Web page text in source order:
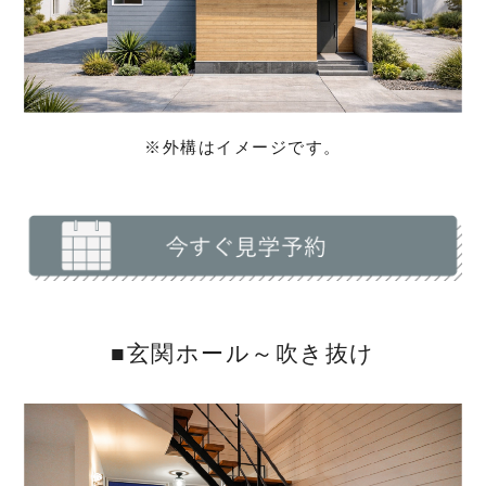
※外構はイメージです。
■玄関ホール～吹き抜け